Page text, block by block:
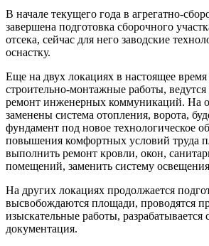
В начале текущего года в агрегатно-
завершена подготовка сборочного
отсека, сейчас для него заводские
оснастку.
Еще на двух локациях в настоящее время
строительно-монтажные работы,
ремонт инженерных коммуникаций. На
заменены система отопления, ворота,
фундамент под новое технологическое
повышения комфортных условий труда
выполнить ремонт кровли, окон,
помещений, заменить систему
На других локациях продолжается
высвобождаются площади, проводятся
изыскательные работы, разрабатывается
документация.